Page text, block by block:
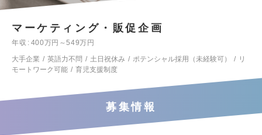
マーケティング・販促企画
年収
400万円～549万円
大手企業
英語力不問 土日祝休み ポテンシャル採用（未経験可）
リ
モートワーク可能
育児支援制度
募集情報